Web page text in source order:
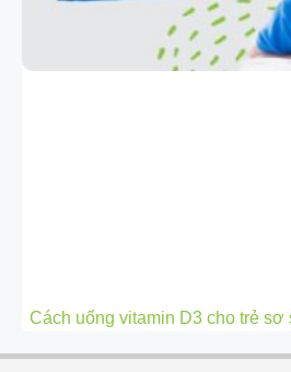
Cách uống vitamin D3 cho trẻ sơ